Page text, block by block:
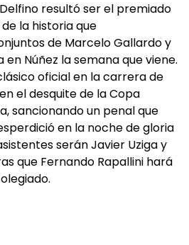
resultó ser el premiado
la historia que
de Marcelo Gallardo y
Núñez la semana que viene.
oficial en la carrera de
el desquite de la Copa
sancionando un penal que
en la noche de gloria
serán Javier Uziga y
que Fernando Rapallini hará